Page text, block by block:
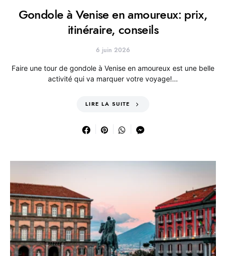
Gondole à Venise en amoureux: prix,
itinéraire, conseils
6 juin 2026
Faire une tour de gondole à Venise en amoureux est une belle
activité qui va marquer votre voyage!…
LIRE LA SUITE